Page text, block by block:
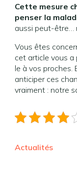
Cette mesure
penser la
aussi peut-être…
Vous êtes
cet article vous a
le à vos proches.
anticiper ces
vraiment : notre
Actualités